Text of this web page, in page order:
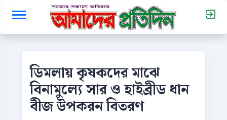
ডিমলায় কৃষকদের মাঝে
বিনামুল্যে সার ও হাইব্রীড ধান
বীজ উপকরন বিতরণ